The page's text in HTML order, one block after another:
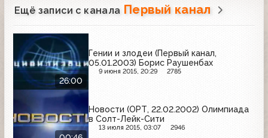
Ещё записи с канала Первый канал
26:00
Гении и злодеи (Первый канал,
05.01.2003) Борис Раушенбах
9 июня 2015, 20:29 2785
Новости (ОРТ, 22.02.2002) Олимпиада
в Солт-Лейк-Сити
13 июля 2015, 03:07 2946